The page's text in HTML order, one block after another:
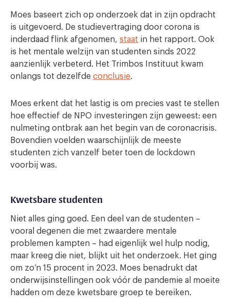
Moes baseert zich op onderzoek dat in zijn opdracht
is uitgevoerd. De studievertraging door corona is
inderdaad flink afgenomen, staat in het rapport. Ook
is het mentale welzijn van studenten sinds 2022
aanzienlijk verbeterd. Het Trimbos Instituut kwam
onlangs tot dezelfde conclusie.
Moes erkent dat het lastig is om precies vast te stellen
hoe effectief de NPO investeringen zijn geweest: een
nulmeting ontbrak aan het begin van de coronacrisis.
Bovendien voelden waarschijnlijk de meeste
studenten zich vanzelf beter toen de lockdown
voorbij was.
Kwetsbare studenten
Niet alles ging goed. Een deel van de studenten –
vooral degenen die met zwaardere mentale
problemen kampten – had eigenlijk wel hulp nodig,
maar kreeg die niet, blijkt uit het onderzoek. Het ging
om zo’n 15 procent in 2023. Moes benadrukt dat
onderwijsinstellingen ook vóór de pandemie al moeite
hadden om deze kwetsbare groep te bereiken.